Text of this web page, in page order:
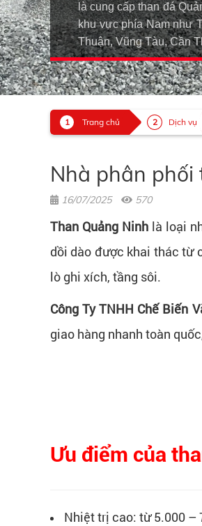
là cung cấp than đá
khu vực phía Nam như
Thuận, Vũng Tàu, Cần
Trang chủ Dịch vụ
Nhà phân phối
16/07/2025 570
Than Quảng Ninh là loại
dồi dào được khai thác từ
lò ghi xích, tầng sôi.
Công Ty TNHH Chế Biến
giao hàng nhanh toàn
Ưu điểm của
Nhiệt trị cao: từ 5.000 –